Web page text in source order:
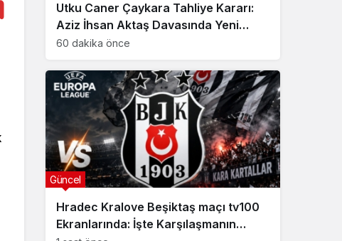
Utku Caner Çaykara Tahliye Kararı:
Aziz İhsan Aktaş Davasında Yeni
Gelişme
60 dakika önce
Hradec Kralove Beşiktaş maçı tv100
Ekranlarında: İşte Karşılaşmanın
Güncel